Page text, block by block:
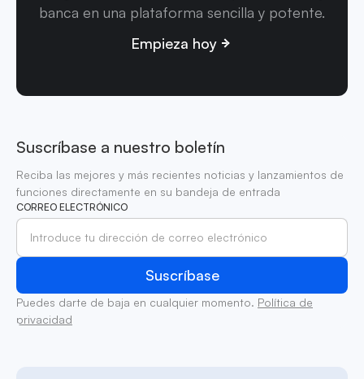
banca en una plataforma sencilla y potente.
Empieza hoy
Suscríbase a nuestro boletín
Reciba las mejores y más recientes noticias y lanzamientos de
funciones directamente en su bandeja de entrada
CORREO ELECTRÓNICO
Puedes darte de baja en cualquier momento. Política de
privacidad